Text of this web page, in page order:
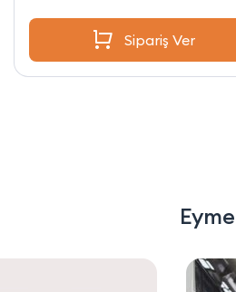
Sipariş Ver